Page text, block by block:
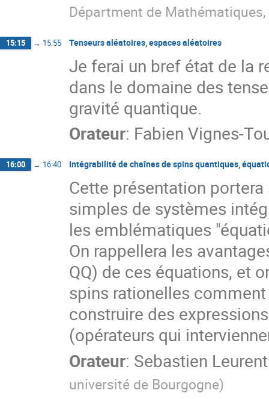
Départment de
15:15 → 15:55 Tenseurs aléatoires, espaces aléatoires
Je ferai un bref état de la
dans le domaine des
gravité quantique.
Orateur: Fabien Vignes-
16:00 → 16:40 Intégrabilité de chaînes de spins quantiques,
Cette présentation
simples de systèmes
les emblématiques
On rappellera les
QQ) de ces équations, et
spins rationelles
construire des
(opérateurs qui
Orateur: Sebastien Leurent
université de Bourgogne)